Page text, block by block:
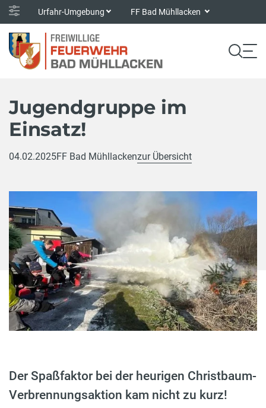
Urfahr-Umgebung FF Bad Mühllacken
Jugendgruppe im
Einsatz!
04.02.2025FF Bad Mühllackenzur Übersicht
Der Spaßfaktor bei der heurigen Christbaum-
Verbrennungsaktion kam nicht zu kurz!